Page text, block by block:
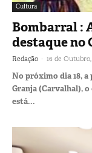
Cultura
Bombarral :
destaque no
Redação - 16 de Outubro,
No próximo dia 18,
Granja (Carvalhal),
está...